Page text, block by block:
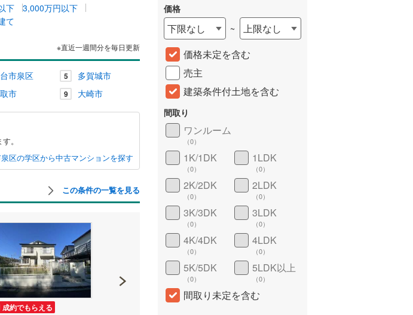
下
3,000万円以下
て
※直近一週間分を毎日更新
市泉区 5 多賀城市
市 9 大崎市
。
区の学区から中古マンションを探す
この条件の一覧を見る
成約でもらえる
価格
下限なし ~
上限なし
価格未定を含む
売主
建築条件付土地を含む
間取り
ワンルーム
（0）
1K/1DK
（0）
1LDK
（0）
2K/2DK
（0）
2LDK
（0）
3K/3DK
（0）
3LDK
（0）
4K/4DK
（0）
4LDK
（0）
5K/5DK
（0）
5LDK以上
（0）
間取り未定を含む
IT重説可 ）